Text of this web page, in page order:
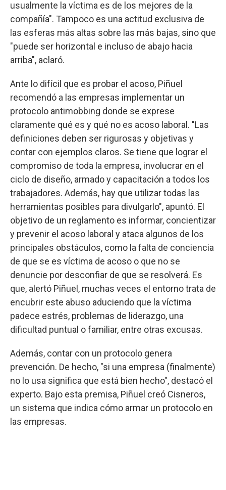
usualmente la víctima es de los mejores de la
compañía". Tampoco es una actitud exclusiva de
las esferas más altas sobre las más bajas, sino que
"puede ser horizontal e incluso de abajo hacia
arriba", aclaró.
Ante lo difícil que es probar el acoso, Piñuel
recomendó a las empresas implementar un
protocolo antimobbing donde se exprese
claramente qué es y qué no es acoso laboral. "Las
definiciones deben ser rigurosas y objetivas y
contar con ejemplos claros. Se tiene que lograr el
compromiso de toda la empresa, involucrar en el
ciclo de diseño, armado y capacitación a todos los
trabajadores. Además, hay que utilizar todas las
herramientas posibles para divulgarlo", apuntó. El
objetivo de un reglamento es informar, concientizar
y prevenir el acoso laboral y ataca algunos de los
principales obstáculos, como la falta de conciencia
de que se es víctima de acoso o que no se
denuncie por desconfiar de que se resolverá. Es
que, alertó Piñuel, muchas veces el entorno trata de
encubrir este abuso aduciendo que la víctima
padece estrés, problemas de liderazgo, una
dificultad puntual o familiar, entre otras excusas.
Además, contar con un protocolo genera
prevención. De hecho, "si una empresa (finalmente)
no lo usa significa que está bien hecho", destacó el
experto. Bajo esta premisa, Piñuel creó Cisneros,
un sistema que indica cómo armar un protocolo en
las empresas.